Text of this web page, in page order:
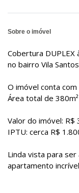
Sobre o imóvel
Cobertura DUPLEX
no bairro Vila
O imóvel conta
Área total de
Valor do imóvel: R$
IPTU: cerca R$
Linda vista para
apartamento